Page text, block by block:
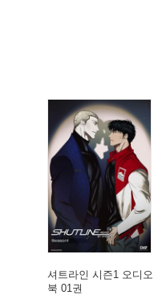
셔트라인 시즌1 오디오
북 01권